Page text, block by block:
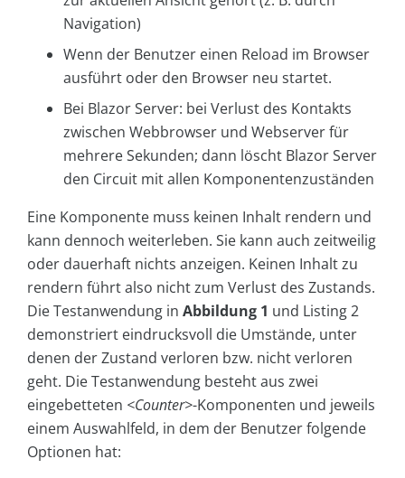
Navigation)
Wenn der Benutzer einen Reload im Browser
ausführt oder den Browser neu startet.
Bei Blazor Server: bei Verlust des Kontakts
zwischen Webbrowser und Webserver für
mehrere Sekunden; dann löscht Blazor Server
den Circuit mit allen Komponentenzuständen
Eine Komponente muss keinen Inhalt rendern und
kann dennoch weiterleben. Sie kann auch zeitweilig
oder dauerhaft nichts anzeigen. Keinen Inhalt zu
rendern führt also nicht zum Verlust des Zustands.
Die Testanwendung in Abbildung 1 und Listing 2
demonstriert eindrucksvoll die Umstände, unter
denen der Zustand verloren bzw. nicht verloren
geht. Die Testanwendung besteht aus zwei
eingebetteten <Counter>-Komponenten und jeweils
einem Auswahlfeld, in dem der Benutzer folgende
Optionen hat: